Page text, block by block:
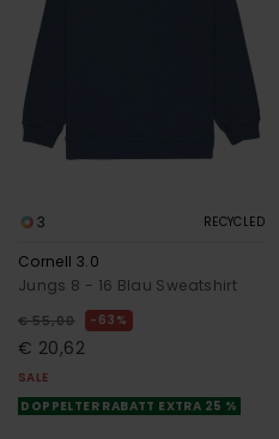
3 RECYCLED
Cornell 3.0
Jungs 8 - 16 Blau Sweatshirt
€ 55,00 63%
€ 20,62
SALE
DOPPELTER RABATT EXTRA 25 %